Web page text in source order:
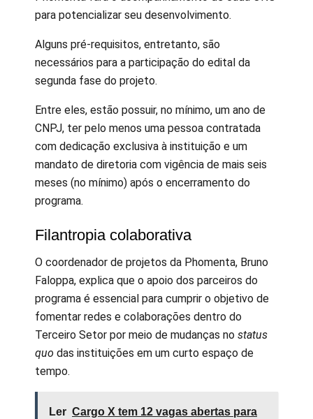
para potencializar seu desenvolvimento.
Alguns pré-requisitos, entretanto, são
necessários para a participação do edital da
segunda fase do projeto.
Entre eles, estão possuir, no mínimo, um ano de
CNPJ, ter pelo menos uma pessoa contratada
com dedicação exclusiva à instituição e um
mandato de diretoria com vigência de mais seis
meses (no mínimo) após o encerramento do
programa.
Filantropia colaborativa
O coordenador de projetos da Phomenta, Bruno
Faloppa, explica que o apoio dos parceiros do
programa é essencial para cumprir o objetivo de
fomentar redes e colaborações dentro do
Terceiro Setor por meio de mudanças no status
quo das instituições em um curto espaço de
tempo.
Ler Cargo X tem 12 vagas abertas para